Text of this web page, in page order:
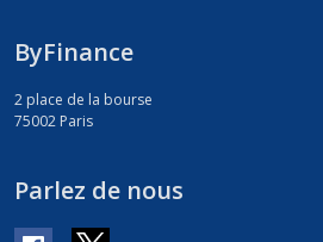
ByFinance
2 place de la bourse
75002 Paris
Parlez de nous